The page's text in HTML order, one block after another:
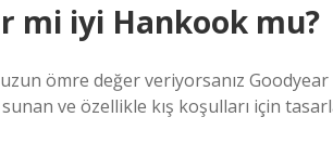
mi iyi Hankook mu?
uzun ömre değer veriyorsanız
ve özellikle kış koşulları için